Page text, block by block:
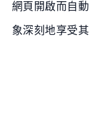
網頁開啟而自
象深刻地享受